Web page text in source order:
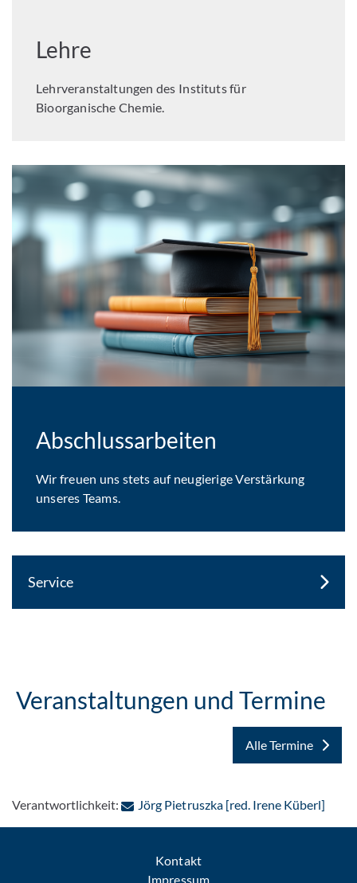
Lehre
Lehrveranstaltungen des Instituts für
Bioorganische Chemie.
Abschlussarbeiten
Wir freuen uns stets auf neugierige Verstärkung
unseres Teams.
Service
Veranstaltungen und Termine
Alle Termine
Verantwortlichkeit: Jörg Pietruszka [red. Irene Küberl]: Per
Kontakt
Impressum